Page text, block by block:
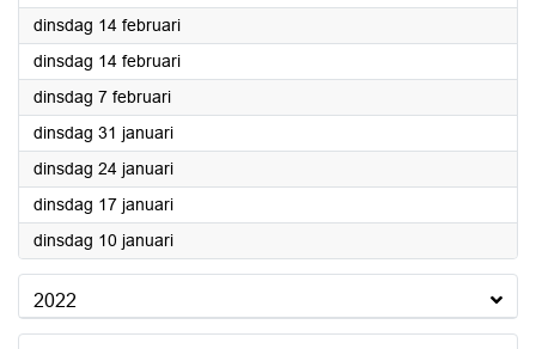
dinsdag 14 februari2023
dinsdag 14 februari2023
dinsdag 7 februari2023
dinsdag 31 januari2023
dinsdag 24 januari2023
dinsdag 17 januari2023
dinsdag 10 januari2023
2022